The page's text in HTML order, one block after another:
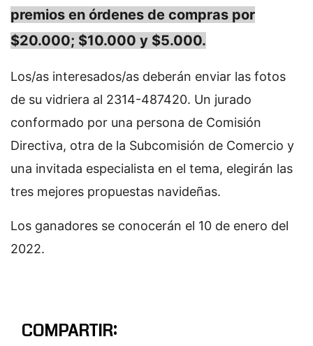
premios en órdenes de compras por
$20.000; $10.000 y $5.000.
Los/as interesados/as deberán enviar las fotos
de su vidriera al 2314-487420. Un jurado
conformado por una persona de Comisión
Directiva, otra de la Subcomisión de Comercio y
una invitada especialista en el tema, elegirán las
tres mejores propuestas navideñas.
Los ganadores se conocerán el 10 de enero del
2022.
COMPARTIR: